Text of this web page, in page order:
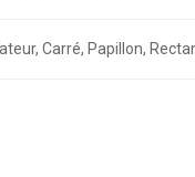
Carré, Papillon,